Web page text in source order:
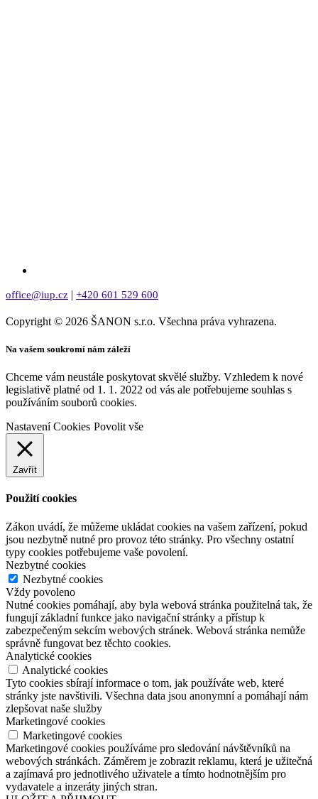
office@iup.cz | +420 601 529 600
Copyright © 2026 ŠANON s.r.o. Všechna práva vyhrazena.
Na vašem soukromí nám záleží
Chceme vám neustále poskytovat skvělé služby. Vzhledem k nové
legislativě platné od 1. 1. 2022 od vás ale potřebujeme souhlas s
používáním souborů cookies.
Nastavení Cookies Povolit vše
Zavřít
Použití cookies
Zákon uvádí, že můžeme ukládat cookies na vašem zařízení, pokud
jsou nezbytně nutné pro provoz této stránky. Pro všechny ostatní
typy cookies potřebujeme vaše povolení.
Nezbytné cookies
Nezbytné cookies
Vždy povoleno
Nutné cookies pomáhají, aby byla webová stránka použitelná tak, že
fungují základní funkce jako navigační stránky a přístup k
zabezpečeným sekcím webových stránek. Webová stránka nemůže
správně fungovat bez těchto cookies.
Analytické cookies
Analytické cookies
Tyto cookies sbírají informace o tom, jak používáte web, které
stránky jste navštivili. Všechna data jsou anonymní a pomáhají nám
zlepšovat naše služby
Marketingové cookies
Marketingové cookies
Marketingové cookies používáme pro sledování návštěvníků na
webových stránkách. Záměrem je zobrazit reklamu, která je užitečná
a zajímavá pro jednotlivého uživatele a tímto hodnotnějším pro
vydavatele a inzeráty jiných stran.